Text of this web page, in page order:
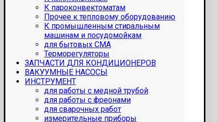
К пароконвектоматам
Прочее к тепловому оборудованию
К промышленным стиральным
машинам и посудомойкам
для бытовых СМА
Терморегуляторы
ЗАПЧАСТИ ДЛЯ КОНДИЦИОНЕРОВ
ВАКУУМНЫЕ НАСОСЫ
ИНСТРУМЕНТ
для работы с медной трубой
для работы с фреонами
для сварочных работ
измерительные приборы